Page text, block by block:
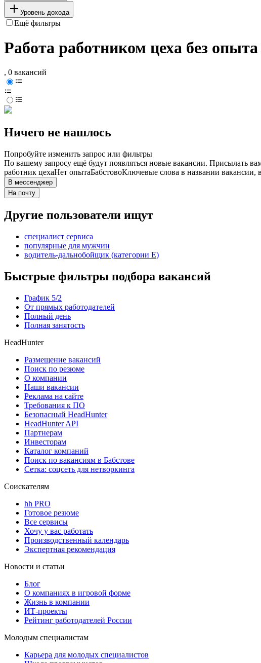
Уровень дохода
Ещё фильтры
Работа работником цеха без
, 0 вакансий
Ничего не нашлось
Попробуйте изменить запрос или фильтры
По вашему запросу ещё будут появляться новые вакансии. Присылать
работник цехаНет опытаБабстовоКлючевые слова в названии вакансии,
В мессенджер
На почту
Другие пользователи ищут
специалист сервиса
популярные для мужчин
водитель-дальнобойщик (категории Е)
Быстрые фильтры подбора вакансий
График 5/2
От прямых работодателей
Полный день
Полная занятость
HeadHunter
Размещение вакансий
Поиск по резюме
О компании
Наши вакансии
Реклама на сайте
Требования к ПО
Безопасный HeadHunter
HeadHunter API
Партнерам
Инвесторам
Каталог компаний
Поиск по вакансиям в Бабстове
Сетка: соцсеть для нетворкинга
Соискателям
hh PRO
Готовое резюме
Все сервисы
Хочу у вас работать
Производственный календарь
Экспертная рекомендация
Новости и статьи
Блог
О компаниях в игровой форме
Жизнь в компании
ИТ-проекты
Рейтинг работодателей России
Молодым специалистам
Карьера для молодых специалистов